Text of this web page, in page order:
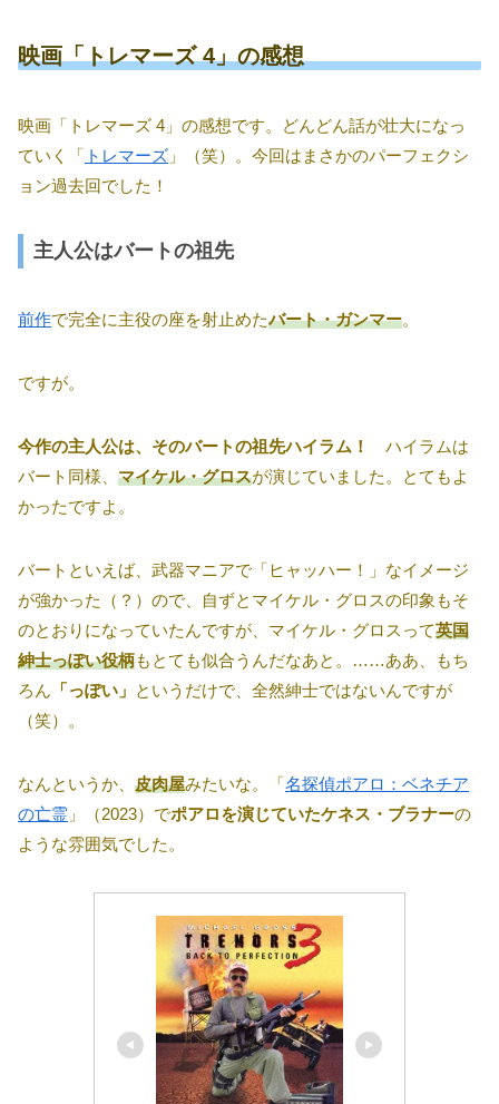
映画「トレマーズ 4」の感想
映画「トレマーズ 4」の感想です。どんどん話が壮大になっ
ていく「 トレマーズ 」（笑）。今回はまさかのパーフェクシ
ョン過去回でした！
主人公はバートの祖先
前作で完全に主役の座を射止めたバート・ガンマー。
ですが。
今作の主人公は、そのバートの祖先ハイラム！
ハイラムは
バート同様、 マイケル・グロスが演じていました。とてもよ
かったですよ。
バートといえば、武器マニアで「ヒャッハー！」なイメージ
が強かった（？）ので、自ずとマイケル・グロスの印象もそ
のとおりになっていたんですが、マイケル・グロスって英国
紳士っぽい役柄もとても似合うんだなあと。……ああ、もち
ろん 「っぽい」 というだけで、全然紳士ではないんですが
（笑）。
なんというか、 皮肉屋みたいな。「名探偵ポアロ：ベネチア
の亡霊 」（2023）でポアロを演じていたケネス・ブラナーの
ような雰囲気でした。